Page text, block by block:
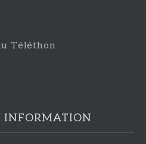
Téléthon
INFORMATION